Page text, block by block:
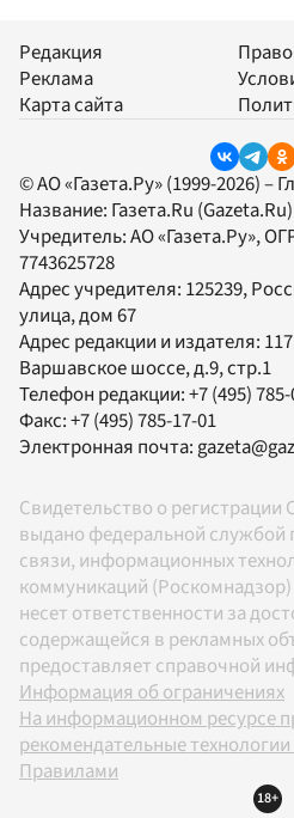
Редакция
Реклама
Карта сайта
© АО «Газета.Ру» (1999-2026) –
Название: Газета.Ru (Gazeta.Ru)
Учредитель:АО «Газета.Ру»,
7743625728
Адрес учредителя: 125239,
улица, дом 67
Адрес редакции и издателя:
Варшавское шоссе, д.9, стр.1
Телефон редакции:+7 (495)
Факс:+7 (495) 785-17-01
Электронная почта:
Свидетельство о
выдано федеральной службой
связи, информационных
коммуникаций (Роскомнадзор)
несет ответственности за
содержащейся в рекламных
предоставляет справочной
Информация об ограничениях
На информационном ресурсе
рекомендательные
Правилами
18+